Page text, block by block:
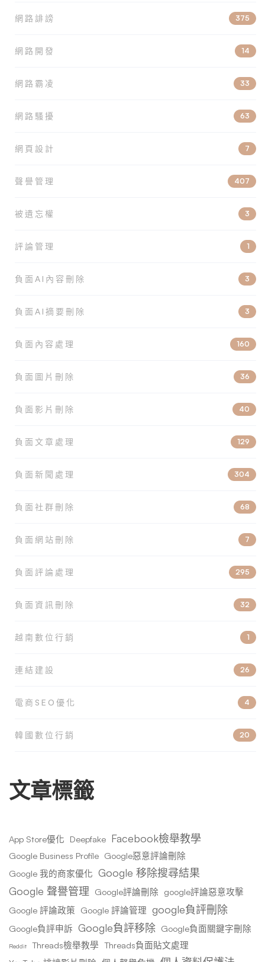
網路誹謗 375
網路開發 14
網路霸凌 33
網路騷擾 63
網頁設計 7
聲譽管理 407
被遺忘權 3
評論管理 1
負面AI內容刪除 3
負面AI摘要刪除 3
負面內容處理 160
負面圖片刪除 36
負面影片刪除 40
負面文章處理 129
負面新聞處理 304
負面社群刪除 68
負面網站刪除 7
負面評論處理 295
負面資訊刪除 32
越南數位行銷 1
連結建設 26
電商SEO優化 4
韓國數位行銷 20
文章標籤
App Store優化 Deepfake Facebook檢舉教學
Google Business Profile Google惡意評論刪除
Google 我的商家優化 Google 移除搜尋結果
Google 聲譽管理 Google評論刪除 google評論惡意攻擊
Google 評論政策 Google 評論管理 google負評刪除
Google負評申訴 Google負評移除 Google負面關鍵字刪除
Reddit Threads檢舉教學 Threads負面貼文處理